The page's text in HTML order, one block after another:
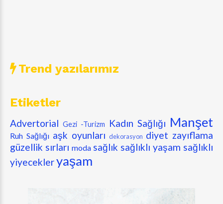
Trend yazılarımız
Etiketler
Advertorial Gezi -Turizm Kadın Sağlığı Manşet
Ruh Sağlığı aşk oyunları dekorasyon diyet zayıflama
güzellik sırları moda sağlık sağlıklı yaşam sağlıklı
yiyecekleryaşam